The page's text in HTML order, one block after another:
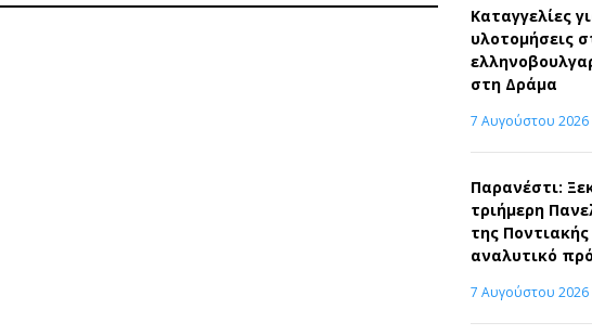
Καταγγελίες
υλοτομήσεις
στη Δράμα
7 Αυγούστου 2026
Παρανέστι:
τριήμερη
της
αναλυτικό
7 Αυγούστου 2026